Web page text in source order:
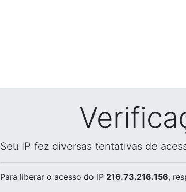
Seu IP fez diversas tentativas de
Para liberar o acesso do IP 216.73.216.156,